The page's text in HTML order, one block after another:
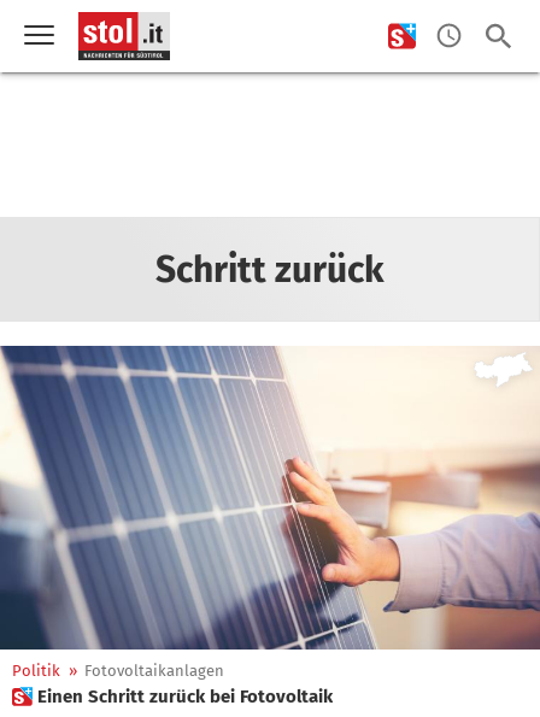
Schritt zurück
Politik » Fotovoltaikanlagen
 Einen Schritt zurück bei Fotovoltaik